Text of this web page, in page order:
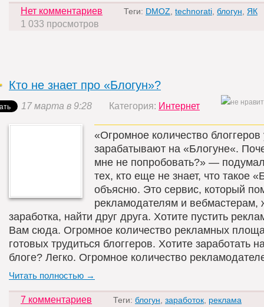
Нет комментариев Теги: DMOZ technorati блогун ЯК
1 033 просмотров
Кто не знает про «Блогун»?
17 марта в 9:28 Категория: Интернет
«Огромное количество
зарабатывают на «Блогуне«.
мне не попробовать?» —
тех, кто еще не знает, что такое
объясню. Это сервис, который
рекламодателям и
заработка, найти друг друга. Хотите пустить
Вам сюда. Огромное количество рекламных
готовых трудиться блоггеров. Хотите заработать
блоге? Легко. Огромное количество
Читать полностью →
7 комментариев Теги: блогун заработок реклама